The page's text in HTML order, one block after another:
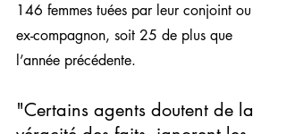
146 femmes tuées par leur conjoint ou
ex-compagnon, soit 25 de plus que
l’année précédente.
"Certains agents doutent de la